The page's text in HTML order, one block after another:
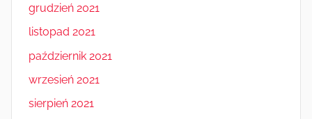
grudzień 2021
listopad 2021
październik 2021
wrzesień 2021
sierpień 2021